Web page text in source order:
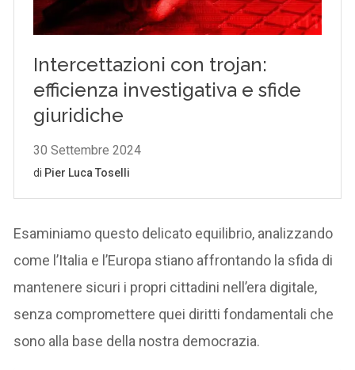
Esaminiamo questo delicato equilibrio, analizzando
come l’Italia e l’Europa stiano affrontando la sfida di
mantenere sicuri i propri cittadini nell’era digitale,
senza compromettere quei diritti fondamentali che
sono alla base della nostra democrazia.